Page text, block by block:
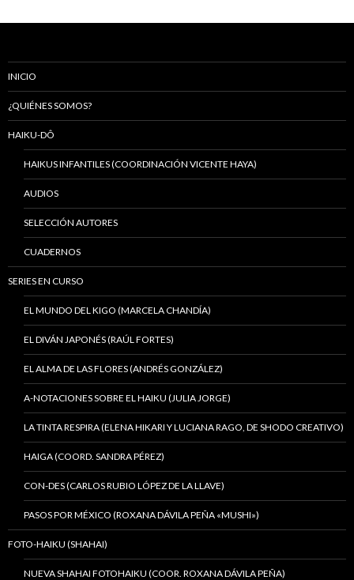
INICIO
¿QUIÉNES SOMOS?
HAIKU-DÔ
HAIKUS INFANTILES (COORDINACIÓN VICENTE HAYA)
AUDIOS
SELECCIÓN AUTORES
CUADERNOS
SERIES EN CURSO
EL MUNDO DEL KIGO (MARCELA CHANDÍA)
EL DIVÁN JAPONÉS (RAÚL FORTES)
EL ALMA DE LAS FLORES (ANDRÉS GONZÁLEZ)
A-NOTACIONES SOBRE EL HAIKU (JULIA JORGE)
LA TINTA RESPIRA (ELENA HIKARI Y LUCIANA RAGO, DE SHODO CREATIVO)
HAIGA (COORD. SANDRA PÉREZ)
CON-DES (CARLOS RUBIO LÓPEZ DE LA LLAVE)
PASOS POR MÉXICO (ROXANA DÁVILA PEÑA «MUSHI»)
FOTO-HAIKU (SHAHAI)
NUEVA SHAHAI FOTOHAIKU (COOR. ROXANA DÁVILA PEÑA)